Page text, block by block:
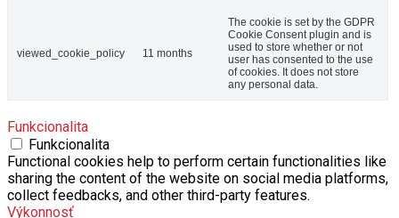
viewed_cookie_policy 11 months
The cookie is set by the GDPR
Cookie Consent plugin and is
used to store whether or not
user has consented to the use
of cookies. It does not store
any personal data.
Funkcionalita
Funkcionalita
Functional cookies help to perform certain functionalities like
sharing the content of the website on social media platforms,
collect feedbacks, and other third-party features.
Výkonnosť